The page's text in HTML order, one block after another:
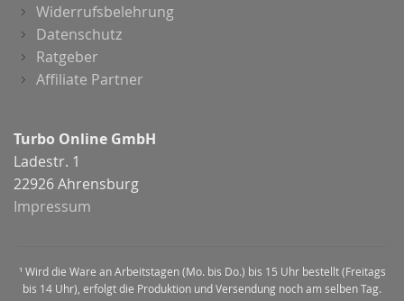
Widerrufsbelehrung
Datenschutz
Ratgeber
Affiliate Partner
Turbo Online GmbH
Ladestr. 1
22926 Ahrensburg
Impressum
¹ Wird die Ware an Arbeitstagen (Mo. bis Do.) bis 15 Uhr bestellt (Freitags
bis 14 Uhr), erfolgt die Produktion und Versendung noch am selben Tag.